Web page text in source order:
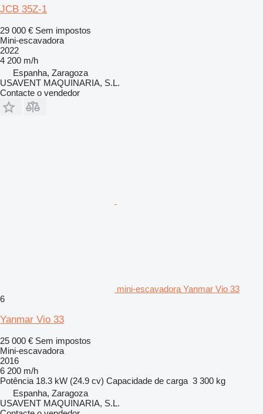
JCB 35Z-1
29 000 € Sem impostos
Mini-escavadora
2022
4 200 m/h
Espanha, Zaragoza
USAVENT MAQUINARIA, S.L.
Contacte o vendedor
mini-escavadora Yanmar Vio 33
6
Yanmar Vio 33
25 000 € Sem impostos
Mini-escavadora
2016
6 200 m/h
Potência 18.3 kW (24.9 cv) Capacidade de carga 3 300 kg
Espanha, Zaragoza
USAVENT MAQUINARIA, S.L.